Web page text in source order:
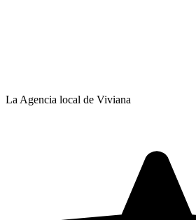
La Agencia local de Viviana